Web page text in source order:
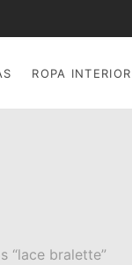
ROPA INTERIOR
“lace bralette”